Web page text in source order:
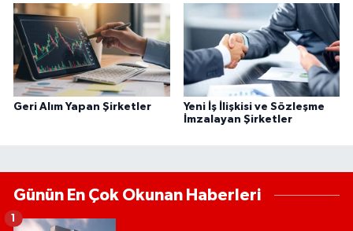
Geri Alım Yapan Şirketler
Yeni İş İlişkisi ve Sözleşme
İmzalayan Şirketler
Günün En Çok Okunan Haberleri
1